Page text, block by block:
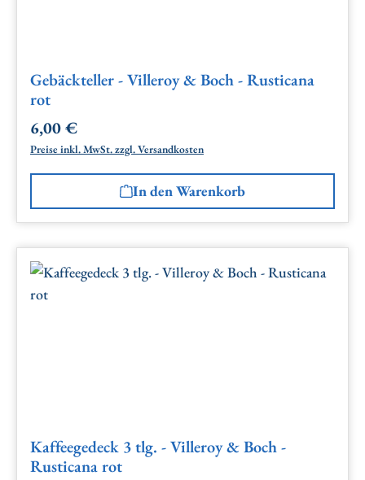
Gebäckteller - Villeroy & Boch - Rusticana
rot
Regulärer Preis:
6,00 €
Preise inkl. MwSt. zzgl. Versandkosten
In den Warenkorb
Kaffeegedeck 3 tlg. - Villeroy & Boch -
Rusticana rot